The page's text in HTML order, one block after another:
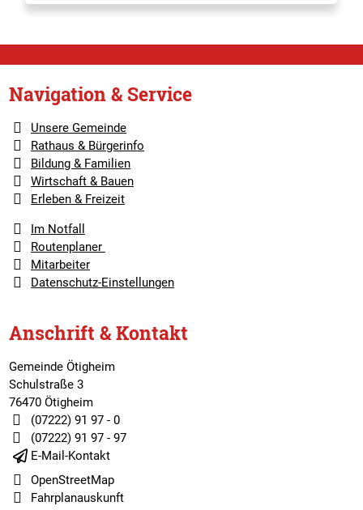
Navigation & Service
Unsere Gemeinde
Rathaus & Bürgerinfo
Bildung & Familien
Wirtschaft & Bauen
Erleben & Freizeit
Im Notfall
Routenplaner
Mitarbeiter
Datenschutz-Einstellungen
Anschrift & Kontakt
Gemeinde Ötigheim
Schulstraße 3
76470 Ötigheim
(07222) 91 97 - 0
(07222) 91 97 - 97
E-Mail-Kontakt
OpenStreetMap
Fahrplanauskunft